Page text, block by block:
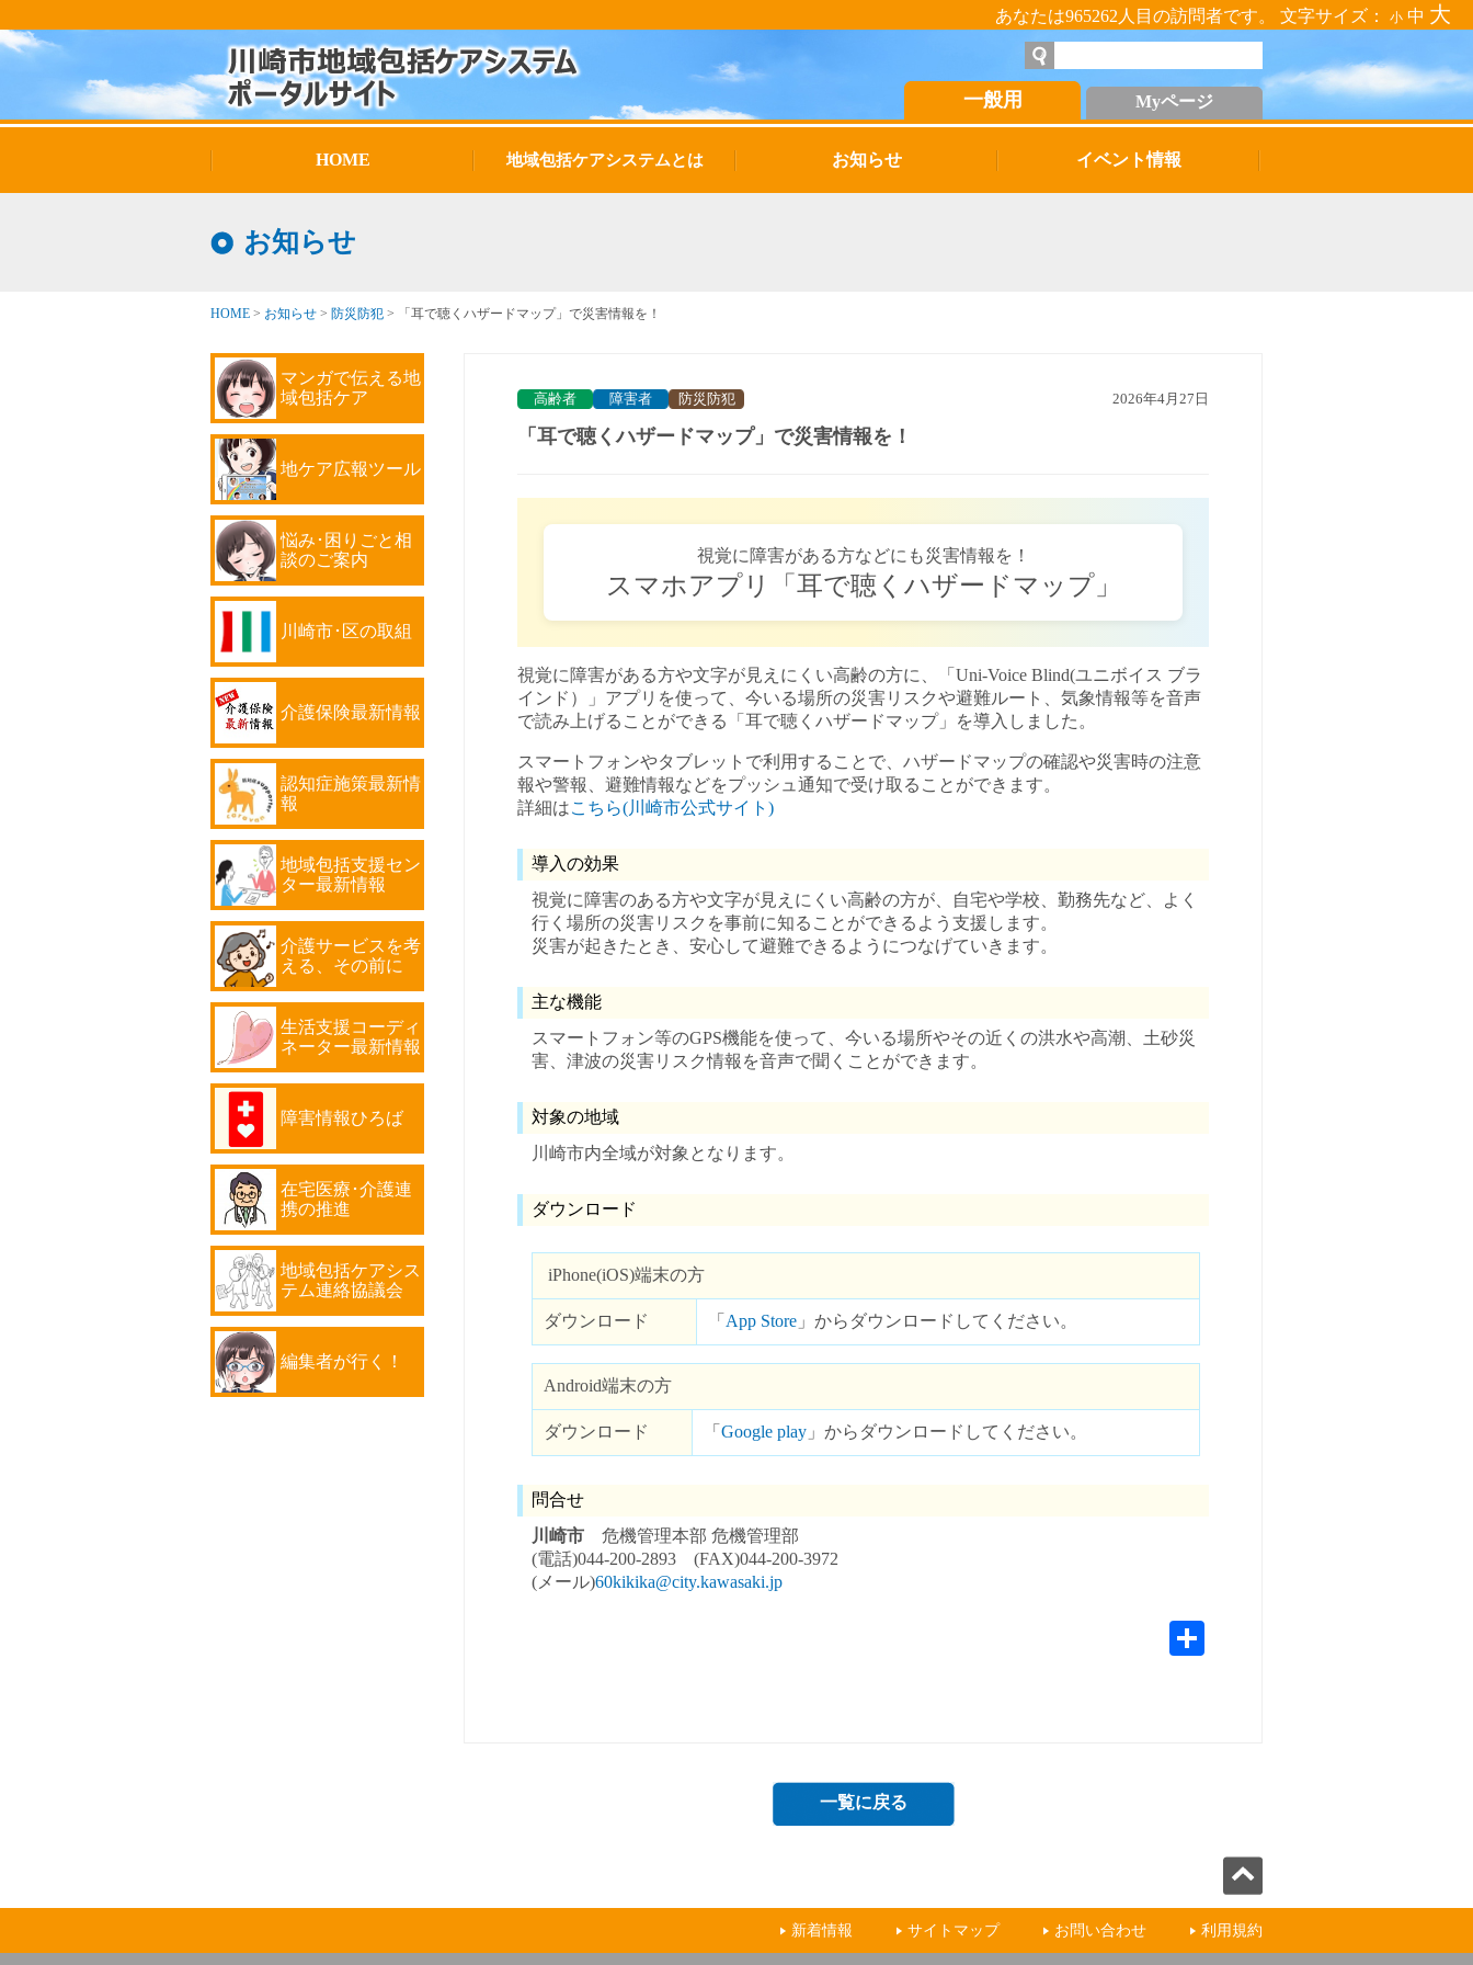
あなたは965262人目の訪問者です。 文字サイズ： 小 中 大
一般用 Myページ
HOME 地域包括ケアシステムとは お知らせ イベント情報
お知らせ
HOME > お知らせ > 防災防犯 > 「耳で聴くハザードマップ」で災害情報を！
マンガで伝える地
域包括ケア
地ケア広報ツール
悩み･困りごと相
談のご案内
川崎市･区の取組
介護保険最新情報
認知症施策最新情
報
地域包括支援セン
ター最新情報
介護サービスを考
える、その前に
生活支援コーディ
ネーター最新情報
障害情報ひろば
在宅医療･介護連
携の推進
地域包括ケアシス
テム連絡協議会
編集者が行く！
高齢者 障害者 防災防犯 2026年4月27日
「耳で聴くハザードマップ」で災害情報を！
視覚に障害がある方などにも災害情報を！
スマホアプリ「耳で聴くハザードマップ」
視覚に障害がある方や文字が見えにくい高齢の方に、「Uni-Voice Blind(ユニボイス ブラ
インド）」アプリを使って、今いる場所の災害リスクや避難ルート、気象情報等を音声
で読み上げることができる「耳で聴くハザードマップ」を導入しました。
スマートフォンやタブレットで利用することで、ハザードマップの確認や災害時の注意
報や警報、避難情報などをプッシュ通知で受け取ることができます。
詳細はこちら(川崎市公式サイト)
導入の効果
視覚に障害のある方や文字が見えにくい高齢の方が、自宅や学校、勤務先など、よく
行く場所の災害リスクを事前に知ることができるよう支援します。
災害が起きたとき、安心して避難できるようにつなげていきます。
主な機能
スマートフォン等のGPS機能を使って、今いる場所やその近くの洪水や高潮、土砂災
害、津波の災害リスク情報を音声で聞くことができます。
対象の地域
川崎市内全域が対象となります。
ダウンロード
iPhone(iOS)端末の方
ダウンロード 「 App Store 」からダウンロードしてください。
Android端末の方
ダウンロード 「 Google play 」からダウンロードしてください。
問合せ
川崎市 危機管理本部 危機管理部
(電話)044-200-2893 (FAX)044-200-3972
(メール)60kikika@city.kawasaki.jp
一覧に戻る
利用規約
お問い合わせ
サイトマップ
新着情報